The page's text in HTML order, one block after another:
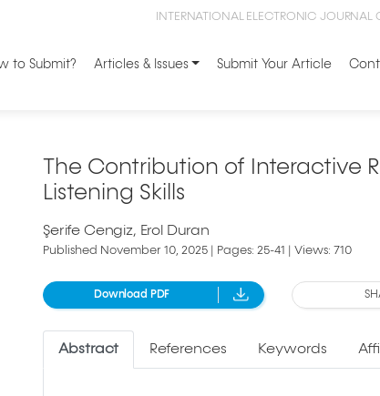
INTERNATIONAL ELECTRONIC JOURNAL
to Submit? Articles & Issues Submit Your Article
The Contribution of Interactive
Listening Skills
Şerife Cengiz Erol Duran
Published November 10, 2025 | Pages: 25-41 | Views: 710
Download PDF
Abstract References Keywords